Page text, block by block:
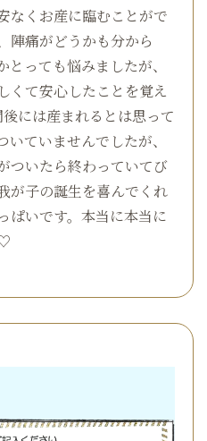
なくお産に臨むことがで
陣痛がどうかも分から
っても悩みましたが、
くて安心したことを覚え
には産まれるとは思って
ていませんでしたが、
ついたら終わっていてび
が子の誕生を喜んでくれ
ぱいです。本当に本当に